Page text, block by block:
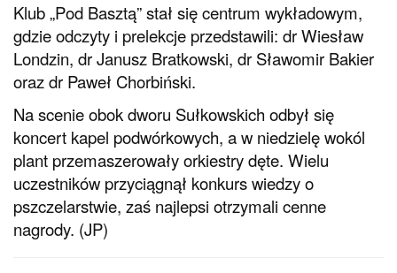
Klub „Pod Basztą” stał się centrum wykładowym,
gdzie odczyty i prelekcje przedstawili: dr Wiesław
Londzin, dr Janusz Bratkowski, dr Sławomir Bakier
oraz dr Paweł Chorbiński.
Na scenie obok dworu Sułkowskich odbył się
koncert kapel podwórkowych, a w niedzielę wokól
plant przemaszerowały orkiestry dęte. Wielu
uczestników przyciągnął konkurs wiedzy o
pszczelarstwie, zaś najlepsi otrzymali cenne
nagrody. (JP)